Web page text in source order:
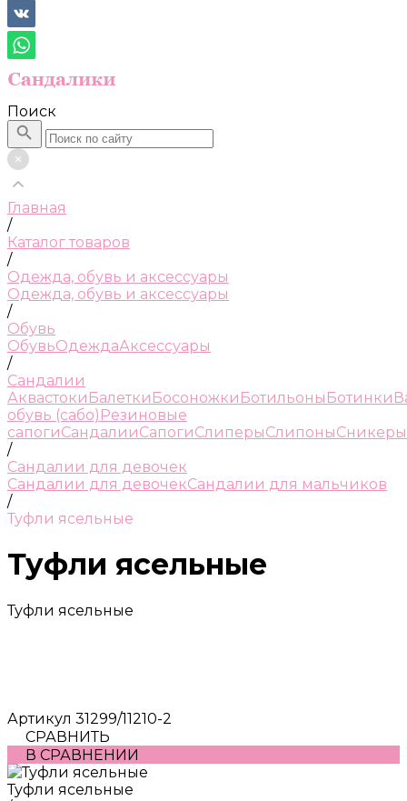
Поиск
Главная
/
Каталог товаров
/
Одежда, обувь и аксессуары
Одежда, обувь и аксессуары
/
Обувь
ОбувьОдеждаАксессуары
/
Сандалии
Аквастоки Балетки Босоножки Ботильоны Ботинки
обувь (сабо) Резиновые
сапогиСандалииСапогиСлиперыСлипоныСникеры
/
Сандалии для девочек
Сандалии для девочекСандалии для мальчиков
/
Туфли ясельные
Туфли ясельные
Туфли ясельные
Артикул 31299/11210-2
СРАВНИТЬ
В СРАВНЕНИИ
Туфли ясельные